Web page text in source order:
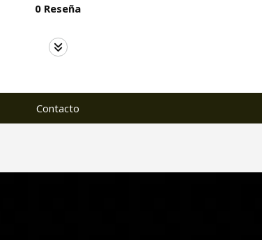
0 Reseña
Contacto